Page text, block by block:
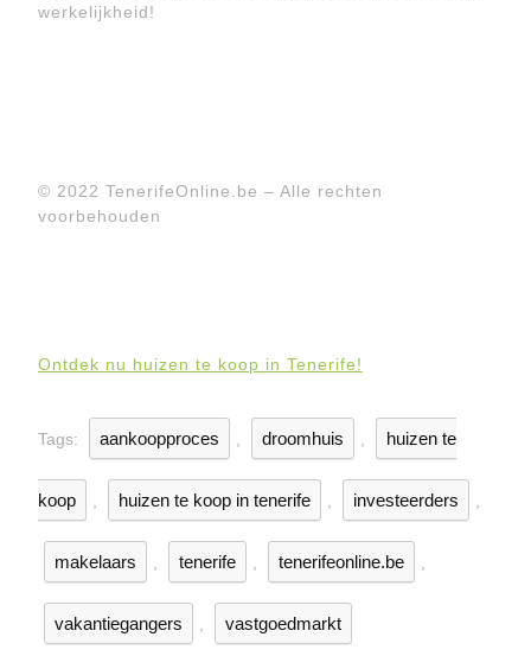
werkelijkheid!
© 2022 TenerifeOnline.be – Alle rechten
voorbehouden
Ontdek nu huizen te koop in Tenerife!
Tags: aankoopproces droomhuis huizen te
koop huizen te koop in tenerife investeerders
makelaars tenerife tenerifeonline.be
vakantiegangers vastgoedmarkt